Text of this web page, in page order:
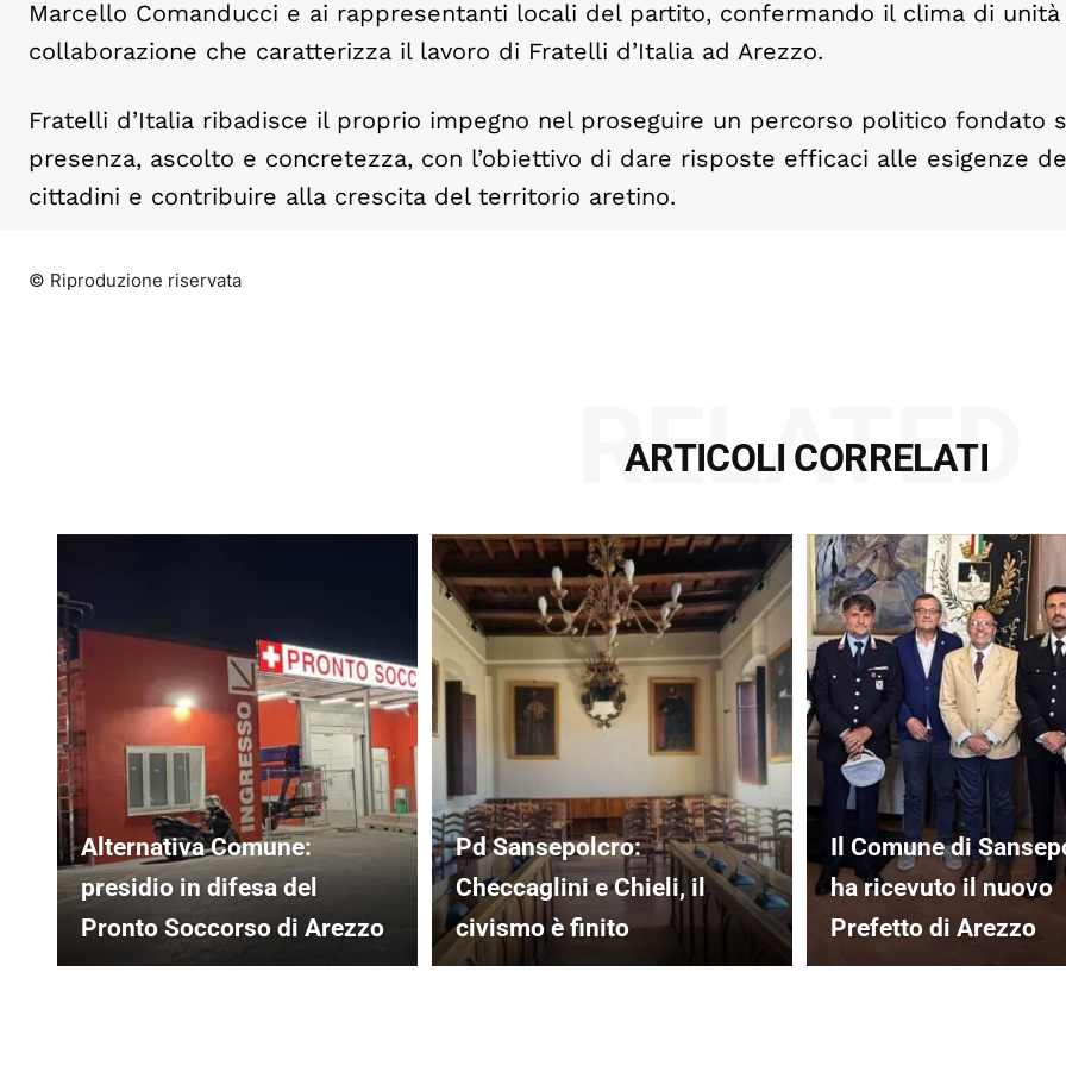
Marcello Comanducci e ai rappresentanti locali del partito, confermando il clima di unità
collaborazione che caratterizza il lavoro di Fratelli d’Italia ad Arezzo.
Fratelli d’Italia ribadisce il proprio impegno nel proseguire un percorso politico fondato
presenza, ascolto e concretezza, con l’obiettivo di dare risposte efficaci alle esigenze
cittadini e contribuire alla crescita del territorio aretino.
© Riproduzione riservata
ARTICOLI CORRELATI
RELATED
Alternativa Comune:
presidio in difesa del
Pronto Soccorso di Arezzo
Pd Sansepolcro:
Checcaglini e Chieli, il
civismo è finito
Il Comune di
ha ricevuto il nuovo
Prefetto di Arezzo